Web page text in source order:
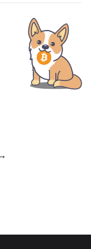
de utilidade,
tipo.
disponíveis para